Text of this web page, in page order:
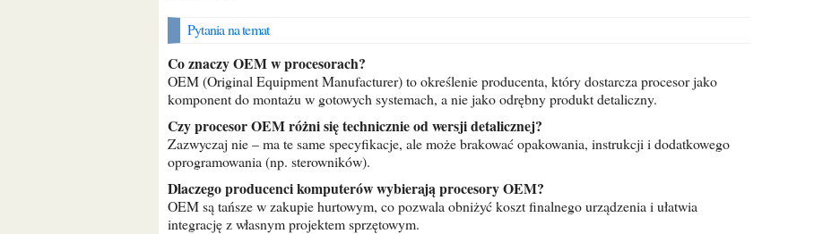
Pytania na temat
Co znaczy OEM w procesorach?
OEM (Original Equipment Manufacturer) to określenie producenta, który dostarcza procesor jako
komponent do montażu w gotowych systemach, a nie jako odrębny produkt detaliczny.
Czy procesor OEM różni się technicznie od wersji detalicznej?
Zazwyczaj nie – ma te same specyfikacje, ale może brakować opakowania, instrukcji i dodatkowego
oprogramowania (np. sterowników).
Dlaczego producenci komputerów wybierają procesory OEM?
OEM są tańsze w zakupie hurtowym, co pozwala obniżyć koszt finalnego urządzenia i ułatwia
integrację z własnym projektem sprzętowym.